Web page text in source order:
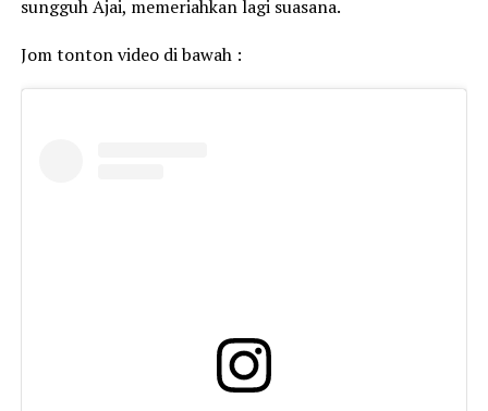
sungguh Ajai, memeriahkan lagi suasana.
Jom tonton video di bawah :